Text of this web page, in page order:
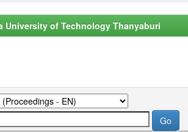
University of Technology Thanyaburi